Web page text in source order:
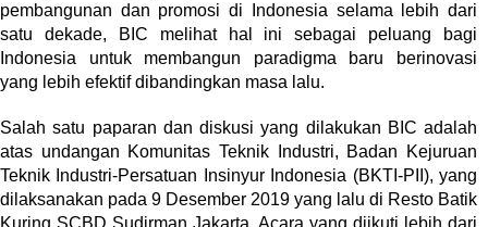
pembangunan dan promosi di Indonesia selama lebih dari
satu dekade, BIC melihat hal ini sebagai peluang bagi
Indonesia untuk membangun paradigma baru berinovasi
yang lebih efektif dibandingkan masa lalu.
Salah satu paparan dan diskusi yang dilakukan BIC adalah
atas undangan Komunitas Teknik Industri, Badan Kejuruan
Teknik Industri-Persatuan Insinyur Indonesia (BKTI-PII), yang
dilaksanakan pada 9 Desember 2019 yang lalu di Resto Batik
Kuring SCBD Sudirman Jakarta. Acara yang diikuti lebih dari